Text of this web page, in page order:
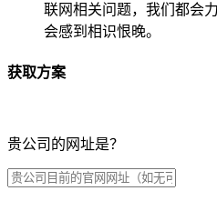
联网相关问题，我们都会
会感到相识恨晚。
获取方案
贵公司的网址是？